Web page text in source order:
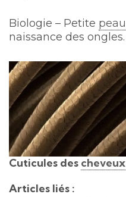
Biologie – Petite peau
naissance des ongles.
Cuticules des cheveux
Articles liés :